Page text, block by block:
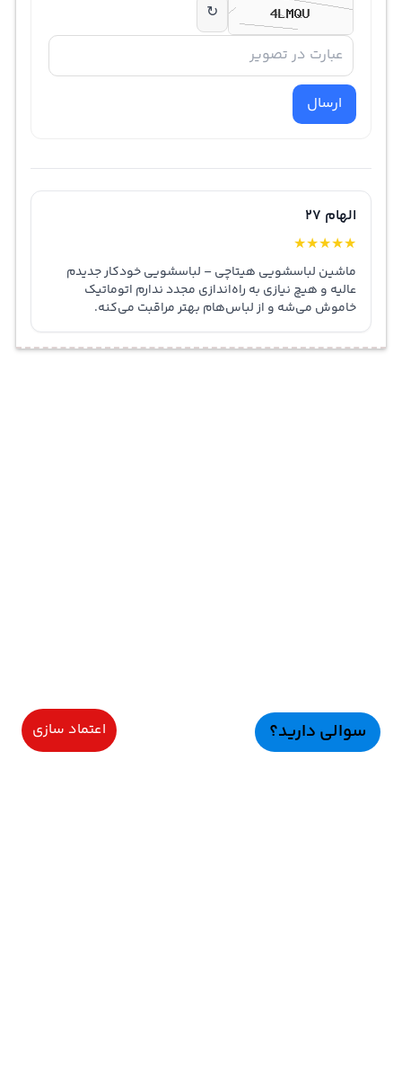
↻
ارسال
الهام 27
★
★
★
★
★
ماشین لباسشویی هیتاچی – لباسشویی خودکار جدیدم
عالیه و هیچ نیازی به راه‌اندازی مجدد ندارم اتوماتیک
خاموش می‌شه و از لباس‌هام بهتر مراقبت می‌کنه.
سوالی دارید؟ اعتماد سازی